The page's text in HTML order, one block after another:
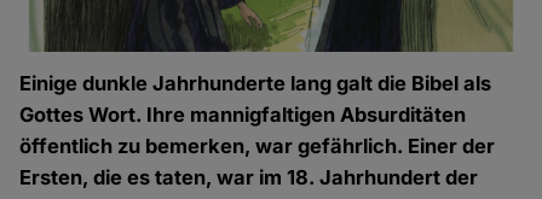
Einige dunkle Jahrhunderte lang galt die Bibel als
Gottes Wort. Ihre mannigfaltigen Absurditäten
öffentlich zu bemerken, war gefährlich. Einer der
Ersten, die es taten, war im 18. Jahrhundert der